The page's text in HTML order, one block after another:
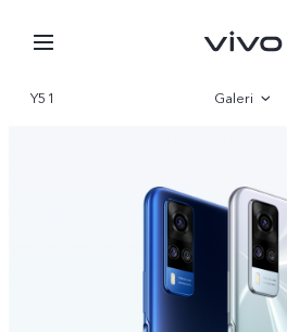
Y51 Galeri
Parametre